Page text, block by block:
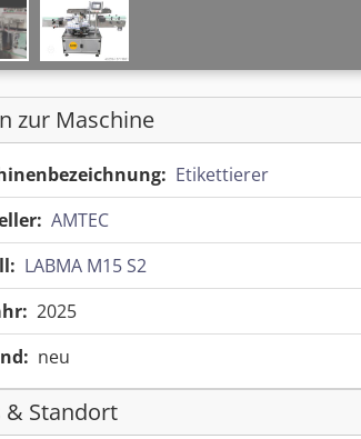
zur Maschine
Etikettierer
AMTEC
LABMA M15 S2
2025
neu
& Standort